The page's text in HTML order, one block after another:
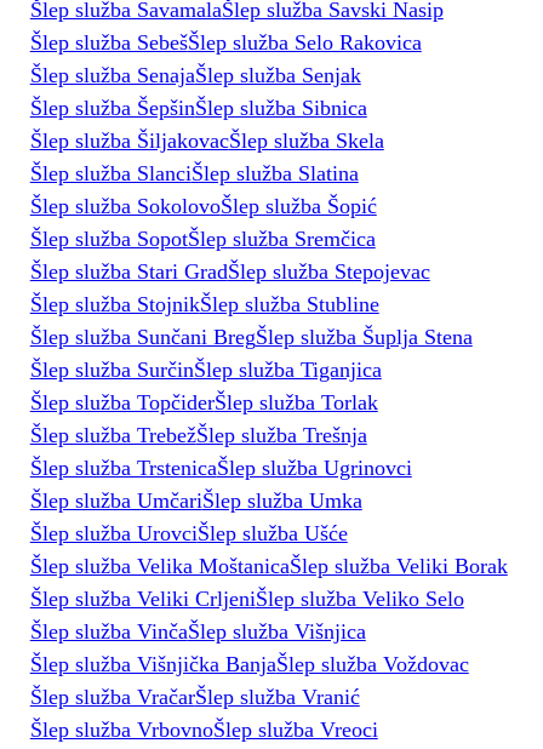
Šlep služba SavamalaŠlep služba Savski Nasip
Šlep služba SebešŠlep služba Selo Rakovica
Šlep služba SenajaŠlep služba Senjak
Šlep služba ŠepšinŠlep služba Sibnica
Šlep služba ŠiljakovacŠlep služba Skela
Šlep služba SlanciŠlep služba Slatina
Šlep služba SokolovoŠlep služba Šopić
Šlep služba SopotŠlep služba Sremčica
Šlep služba Stari GradŠlep služba Stepojevac
Šlep služba StojnikŠlep služba Stubline
Šlep služba Sunčani BregŠlep služba Šuplja Stena
Šlep služba SurčinŠlep služba Tiganjica
Šlep služba TopčiderŠlep služba Torlak
Šlep služba TrebežŠlep služba Trešnja
Šlep služba TrstenicaŠlep služba Ugrinovci
Šlep služba UmčariŠlep služba Umka
Šlep služba UrovciŠlep služba Ušće
Šlep služba Velika MoštanicaŠlep služba Veliki Borak
Šlep služba Veliki CrljeniŠlep služba Veliko Selo
Šlep služba VinčaŠlep služba Višnjica
Šlep služba Višnjička BanjaŠlep služba Voždovac
Šlep služba VračarŠlep služba Vranić
Šlep služba VrbovnoŠlep služba Vreoci